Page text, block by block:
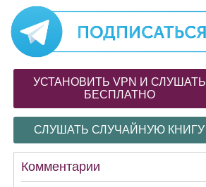
УСТАНОВИТЬ VPN И СЛУШАТЬ
БЕСПЛАТНО
СЛУШАТЬ СЛУЧАЙНУЮ КНИГУ
Комментарии